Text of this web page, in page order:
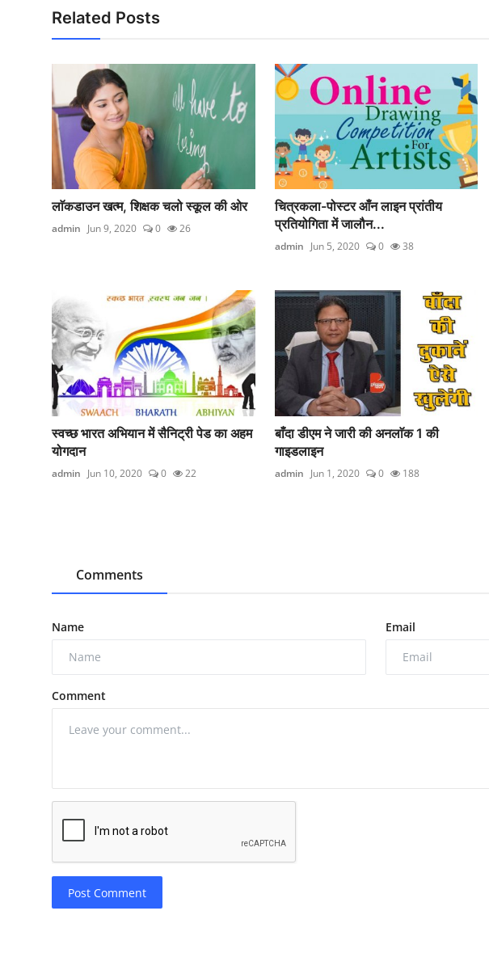
Related Posts
लाॅकडाउन खत्म, शिक्षक चलो स्कूल की ओर
admin Jun 9, 2020 0 26
चित्रकला-पोस्टर आँन लाइन प्रांतीय
प्रतियोगिता में जालौन...
admin Jun 5, 2020 0 38
स्वच्छ भारत अभियान में सैनिट्री पेड का अहम
योगदान
admin Jun 10, 2020 0 22
बाँदा डीएम ने जारी की अनलाॅक 1 की
गाइडलाइन
admin Jun 1, 2020 0 188
Comments
Name Email
Comment
Post Comment